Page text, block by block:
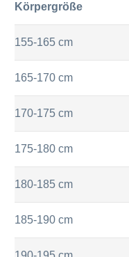
Körpergröße
155-165 cm
165-170 cm
170-175 cm
175-180 cm
180-185 cm
185-190 cm